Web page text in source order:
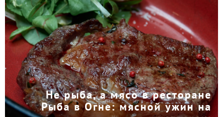
Не рыба, а мясо в ресторане
Рыба в Огне: мясной ужин на